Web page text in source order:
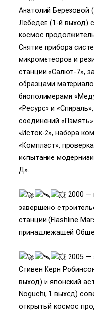
Анатолий Березовой
Лебедев (1-й выход)
космос
Снятие прибора
микрометеоров и
станции «Салют-7»,
образцами
биополимерами
«Ресурс» и
соединений
«Исток-2», набора
«Компласт»,
испытание
Д».
2000 —
завершено
станции (Flashline
принадлежащей
2005 —
Стивен Керн
выход) и японский
Noguchi, 1 выход)
открытый космос